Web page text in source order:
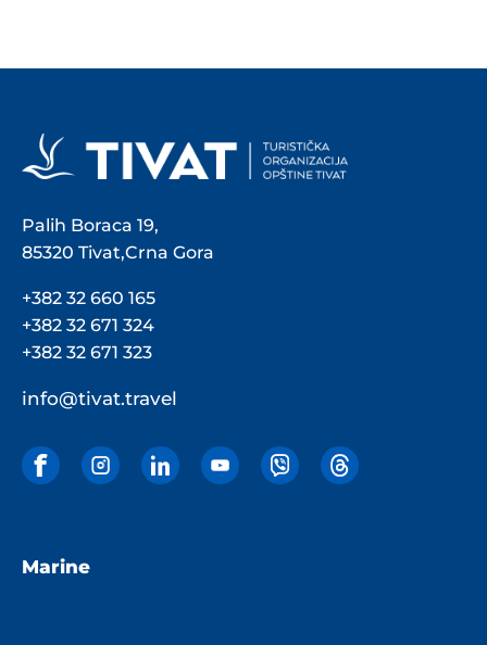
Palih Boraca 19,
85320 Tivat,Crna Gora
+382 32 660 165
+382 32 671 324
+382 32 671 323
info@tivat.travel
Marine